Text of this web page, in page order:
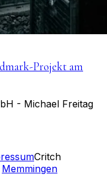
Projekt am
- Michael Freitag
Critch
Memmingen